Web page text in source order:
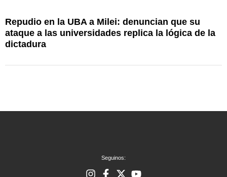
Repudio en la UBA a Milei: denuncian que su
ataque a las universidades replica la lógica de la
dictadura
Seguinos: